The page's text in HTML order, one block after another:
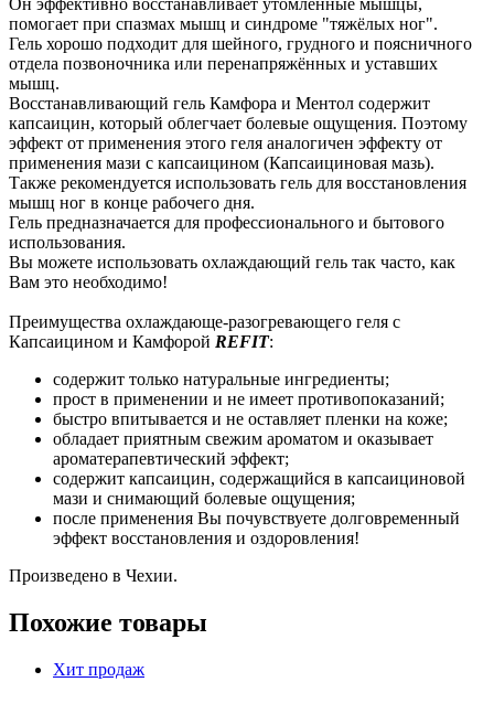
Он эффективно восстанавливает утомлённые мышцы,
помогает при спазмах мышц и синдроме "тяжёлых ног".
Гель хорошо подходит для шейного, грудного и поясничного
отдела позвоночника или перенапряжённых и уставших
мышц.
Восстанавливающий гель Камфора и Ментол содержит
капсаицин, который облегчает болевые ощущения. Поэтому
эффект от применения этого геля аналогичен эффекту от
применения мази с капсаицином (Капсаициновая мазь).
Также рекомендуется использовать гель для восстановления
мышц ног в конце рабочего дня.
Гель предназначается для профессионального и бытового
использования.
Вы можете использовать охлаждающий гель так часто, как
Вам это необходимо!
Преимущества охлаждающе-разогревающего геля c
Капсаицином и Камфорой REFIT:
содержит только натуральные ингредиенты;
прост в применении и не имеет противопоказаний;
быстро впитывается и не оставляет пленки на коже;
обладает приятным свежим ароматом и оказывает
ароматерапевтический эффект;
содержит капсаицин, содержащийся в капсаициновой
мази и снимающий болевые ощущения;
после применения Вы почувствуете долговременный
эффект восстановления и оздоровления!
​Произведено в Чехии.
Похожие товары
Хит продаж